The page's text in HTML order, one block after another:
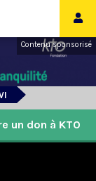
Contenu sponsorisé
un don à KTO